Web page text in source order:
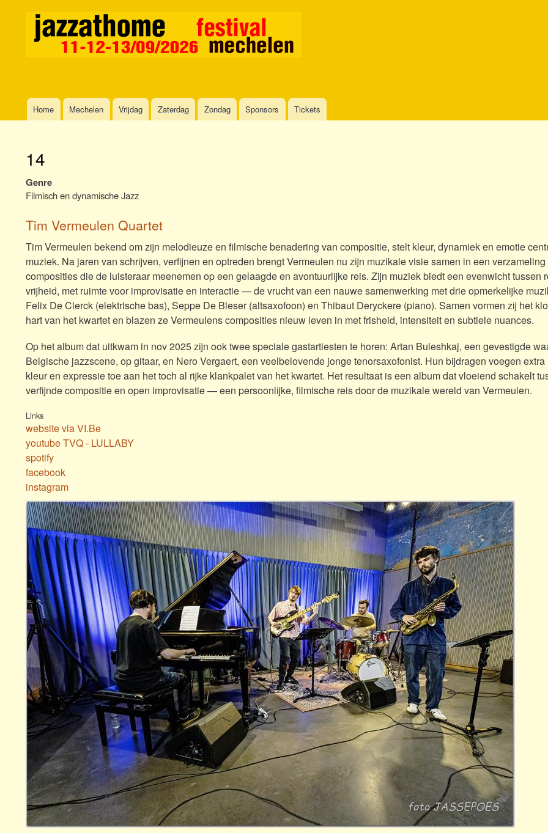
MainHome Mechelen Vrijdag Zaterdag Zondag Sponsors Tickets
14
Genre
Filmisch en dynamische Jazz
Tim Vermeulen Quartet
Tim Vermeulen bekend om zijn melodieuze en filmische benadering van compositie, stelt kleur, dynamiek en emotie
muziek. Na jaren van schrijven, verfijnen en optreden brengt Vermeulen nu zijn muzikale visie samen in een
composities die de luisteraar meenemen op een gelaagde en avontuurlijke reis. Zijn muziek biedt een evenwicht tussen
vrijheid, met ruimte voor improvisatie en interactie — de vrucht van een nauwe samenwerking met drie opmerkelijke
Felix De Clerck (elektrische bas), Seppe De Bleser (altsaxofoon) en Thibaut Deryckere (piano). Samen vormen zij het
hart van het kwartet en blazen ze Vermeulens composities nieuw leven in met frisheid, intensiteit en subtiele nuances.
Op het album dat uitkwam in nov 2025 zijn ook twee speciale gastartiesten te horen: Artan Buleshkaj, een gevestigde
Belgische jazzscene, op gitaar, en Nero Vergaert, een veelbelovende jonge tenorsaxofonist. Hun bijdragen voegen
kleur en expressie toe aan het toch al rijke klankpalet van het kwartet. Het resultaat is een album dat vloeiend schakelt
verfijnde compositie en open improvisatie — een persoonlijke, filmische reis door de muzikale wereld van Vermeulen.
Links
website via VI.Be
youtube TVQ - LULLABY
spotify
facebook
instagram